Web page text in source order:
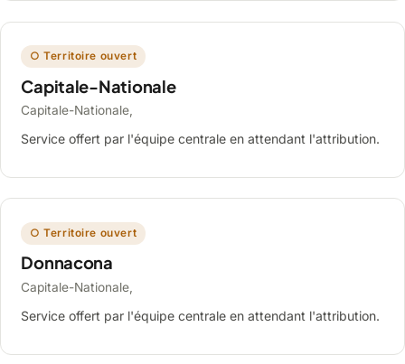
○ Territoire ouvert
Capitale-Nationale
Capitale-Nationale,
Service offert par l'équipe centrale en attendant l'attribution.
○ Territoire ouvert
Donnacona
Capitale-Nationale,
Service offert par l'équipe centrale en attendant l'attribution.